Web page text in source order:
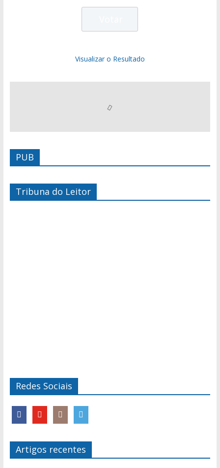
Visualizar o Resultado
PUB
Tribuna do Leitor
Redes Sociais
Artigos recentes